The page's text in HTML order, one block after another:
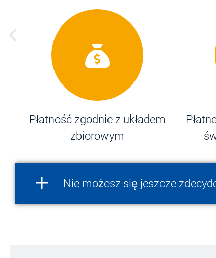
Płatność zgodnie z układem
zbiorowym
Nie możesz się jeszcze